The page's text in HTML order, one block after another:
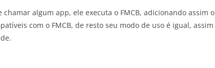
algum app, ele executa o FMCB, adicionando assim o
com o FMCB, de resto seu modo de uso é igual, assim